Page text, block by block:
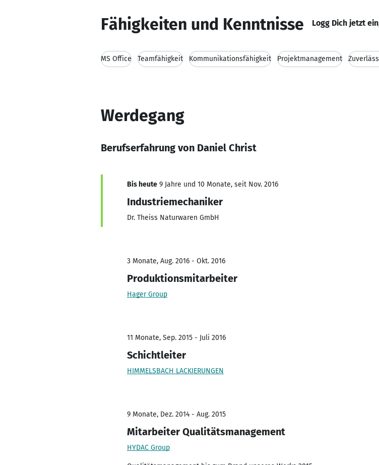
Fähigkeiten und Kenntnisse Logg Dich jetzt
MS Office Teamfähigkeit Kommunikationsfähigkeit Projektmanagement
Werdegang
Berufserfahrung von Daniel Christ
Bis heute 9 Jahre und 10 Monate, seit Nov. 2016
Industriemechaniker
Dr. Theiss Naturwaren GmbH
3 Monate, Aug. 2016 - Okt. 2016
Produktionsmitarbeiter
Hager Group
11 Monate, Sep. 2015 - Juli 2016
Schichtleiter
HIMMELSBACH LACKIERUNGEN
9 Monate, Dez. 2014 - Aug. 2015
Mitarbeiter Qualitätsmanagement
HYDAC Group